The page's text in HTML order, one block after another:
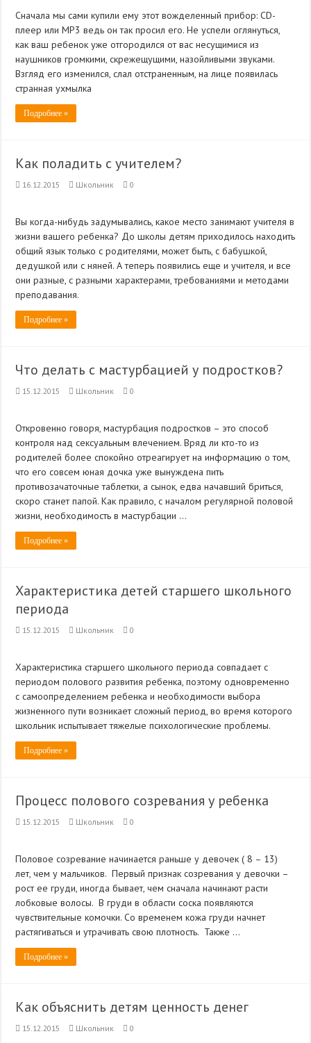
Сначала мы сами купили ему этот вожделенный прибор: CD-
плеер или MP3 ведь он так просил его. Не успели оглянуться,
как ваш ребенок уже отгородился от вас несущимися из
наушников громкими, скрежещущими, назойливыми звуками.
Взгляд его изменился, слал отстраненным, на лице появилась
странная ухмылка
Подробнее »
Как поладить с учителем?
16.12.2015 Школьник 0
Вы когда-нибудь задумывались, какое место занимают учителя в
жизни вашего ребенка? До школы детям приходилось на­ходить
общий язык только с родителями, может быть, с ба­бушкой,
дедушкой или с няней. А теперь по­явились еще и учителя, и все
они разные, с разными характерами, требованиями и ме­тодами
преподавания.
Подробнее »
Что делать с мастурбацией у подростков?
15.12.2015 Школьник 0
Откровенно говоря, мастурбация подростков – это способ
контроля над сексуальным влечением. Вряд ли кто-то из
родителей более спокойно отреагирует на информацию о том,
что его совсем юная дочка уже вынуждена пить
противозачаточные таблетки, а сынок, едва начавший бриться,
скоро станет папой. Как правило, с началом регулярной половой
жизни, необходимость в мастурбации …
Подробнее »
Характеристика детей старшего школьного
периода
15.12.2015 Школьник 0
Характеристика старшего школьного периода совпадает с
периодом полового развития ребенка, поэтому одновременно
с самоопределением ребенка и необходимости выбора
жизненного пути возникает сложный период, во время которого
школьник испытывает тяжелые психологические проблемы.
Подробнее »
Процесс полового созревания у ребенка
15.12.2015 Школьник 0
Половое созревание начинается раньше у девочек ( 8 – 13)
лет, чем у мальчиков. Первый признак созревания у девочки –
рост ее груди, иногда бывает, чем сначала начинают расти
лобковые волосы. В груди в области соска появляются
чувствительные комочки. Со временем кожа груди начнет
растягиваться и утрачивать свою плотность. Также …
Подробнее »
Как объяснить детям ценность денег
15.12.2015 Школьник 0